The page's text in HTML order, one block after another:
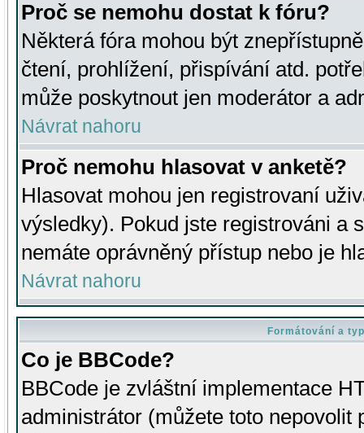
Proč se nemohu dostat k fóru?
Některá fóra mohou být
čtení, prohlížení, přispívání atd.
může poskytnout jen moderátor a
Návrat nahoru
Proč nemohu hlasovat v anketě?
Hlasovat mohou jen registrovaní
výsledky). Pokud jste registrováni a
nemáte oprávněný přístup nebo je
Návrat nahoru
Formátování a
Co je BBCode?
BBCode je zvláštní implementace
administrátor (můžete toto